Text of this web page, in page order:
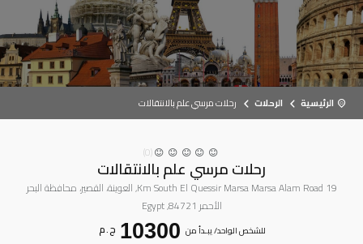
الرئيسية الرحلات رحلات مرسي علم بالانتقالات
(0)
رحلات مرسي علم بالانتقالات
19 Km South El Quessir Marsa Marsa Alam Road, العوينة، القصير، محافظة البحر
الأحمر 84721, Egypt
للشخص الواحد/ يبـدأ من 10300 ج . م